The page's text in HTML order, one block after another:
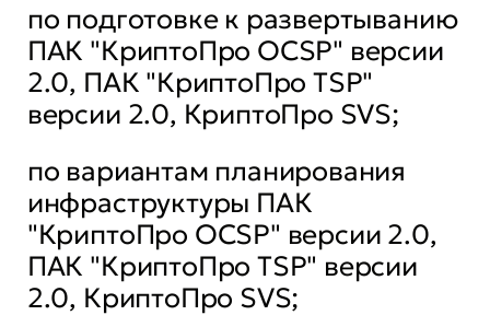
по подготовке к развертыванию
ПАК "КриптоПро OCSP" версии
2.0, ПАК "КриптоПро TSP"
версии 2.0, КриптоПро SVS;
по вариантам планирования
инфраструктуры ПАК
"КриптоПро OCSP" версии 2.0,
ПАК "КриптоПро TSP" версии
2.0, КриптоПро SVS;